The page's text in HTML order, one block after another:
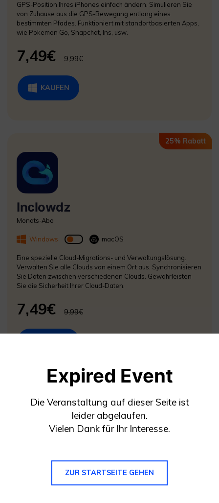
GPS-Position Ihres iPhones einfach ändern. Simulieren Sie
von Zuhause aus die GPS-Bewegung entlang eines
bestimmten Pfades. Funktioniert mit standortbasierten Apps,
wie Pokemon Go, Snapchat, Ins, usw.
7,49€ 9,99€
KAUFEN
25% Rabatt
Inclowdz
Monats-Abo
Windows macOS
Eine spezielle Cloud-Migrations- und Verwaltungslösung.
Verwalten Sie alle Clouds von einem Ort aus. Synchronisieren
Sie Daten zwischen verschiedenen Clouds. Gewährleisten
Sie die Sicherheit Ihrer Cloud-Daten.
7,49€ 9,99€
MirroGo
Expired Event
Die Veranstaltung auf dieser Seite ist
leider abgelaufen.
Vielen Dank für Ihr Interesse.
ZUR STARTSEITE GEHEN